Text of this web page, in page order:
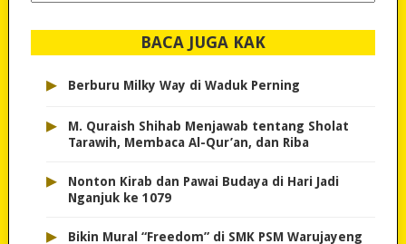
BACA JUGA KAK
▸ Berburu Milky Way di Waduk Perning
▸
M. Quraish Shihab Menjawab tentang Sholat
Tarawih, Membaca Al-Qur’an, dan Riba
▸
Nonton Kirab dan Pawai Budaya di Hari Jadi
Nganjuk ke 1079
▸ Bikin Mural “Freedom” di SMK PSM Warujayeng